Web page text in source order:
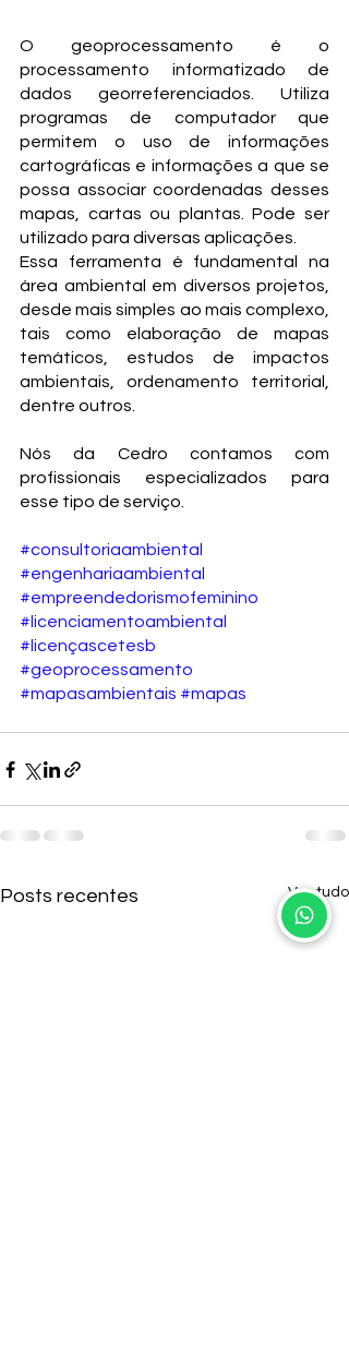
O geoprocessamento é o
processamento informatizado de
dados georreferenciados. Utiliza
programas de computador que
permitem o uso de informações
cartográficas e informações a que se
possa associar coordenadas desses
mapas, cartas ou plantas. Pode ser
utilizado para diversas aplicações.
Essa ferramenta é fundamental na
área ambiental em diversos projetos,
desde mais simples ao mais complexo,
tais como elaboração de mapas
temáticos, estudos de impactos
ambientais, ordenamento territorial,
dentre outros.
Nós da Cedro contamos com
profissionais especializados para
esse tipo de serviço.
#consultoriaambiental
#engenhariaambiental
#empreendedorismofeminino
#licenciamentoambiental
#licençascetesb
#geoprocessamento
#mapasambientais #mapas
Posts recentes Ver tudo